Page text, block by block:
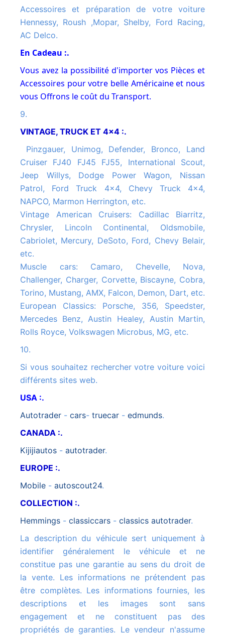
Accessoires et préparation de votre voiture
Hennessy, Roush ,Mopar, Shelby, Ford Racing,
AC Delco.
En Cadeau :.
Vous avez la possibilité d'importer vos Pièces et
Accessoires pour votre belle Américaine et nous
vous Offrons le coût du Transport.
9.
VINTAGE, TRUCK ET 4x4 :.
Pinzgauer, Unimog, Defender, Bronco, Land
Cruiser FJ40 FJ45 FJ55, International Scout,
Jeep Willys, Dodge Power Wagon, Nissan
Patrol, Ford Truck 4x4, Chevy Truck 4x4,
NAPCO, Marmon Herrington, etc.
Vintage American Cruisers: Cadillac Biarritz,
Chrysler, Lincoln Continental, Oldsmobile,
Cabriolet, Mercury, DeSoto, Ford, Chevy Belair,
etc.
Muscle cars: Camaro, Chevelle, Nova,
Challenger, Charger, Corvette, Biscayne, Cobra,
Torino, Mustang, AMX, Falcon, Demon, Dart, etc.
European Classics: Porsche, 356, Speedster,
Mercedes Benz, Austin Healey, Austin Martin,
Rolls Royce, Volkswagen Microbus, MG, etc.
10.
Si vous souhaitez rechercher votre voiture voici
différents sites web.
USA :.
autotrader - cars- truecar - edmunds.
CANADA :.
kijijiautos - autotrader.
EUROPE :.
mobile - autoscout24.
COLLECTION :.
hemmings - classiccars - classics autotrader.
La description du véhicule sert uniquement à
identifier généralement le véhicule et ne
constitue pas une garantie au sens du droit de
la vente. Les informations ne prétendent pas
être complètes. Les informations fournies, les
descriptions et les images sont sans
engagement et ne constituent pas des
propriétés de garanties. Le vendeur n'assume